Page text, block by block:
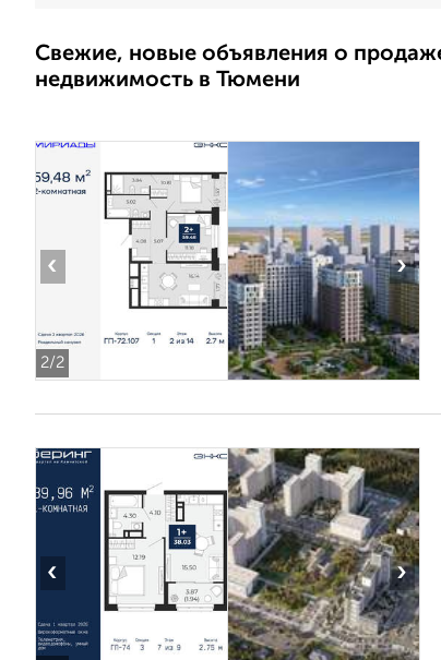
Свежие, новые объявления о
недвижимость в Тюмени
2/2
‹ ›
‹ ›